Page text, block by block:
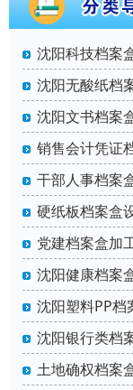
沈阳科技档案
沈阳无酸纸档
沈阳文书档案
销售会计凭证
干部人事档案
硬纸板档案盒
党建档案盒加
沈阳健康档案
沈阳塑料PP档
沈阳银行类档
土地确权档案